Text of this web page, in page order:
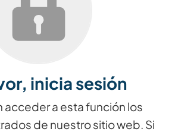
inicia sesión
acceder a esta función los
de nuestro sitio web. Si